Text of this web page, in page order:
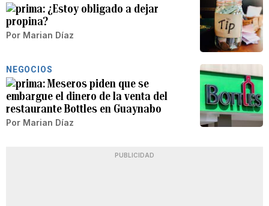
¿Estoy obligado a dejar
propina?
Por Marian Díaz
NEGOCIOS
Meseros piden que se
embargue el dinero de la venta del
restaurante Bottles en Guaynabo
Por Marian Díaz
PUBLICIDAD